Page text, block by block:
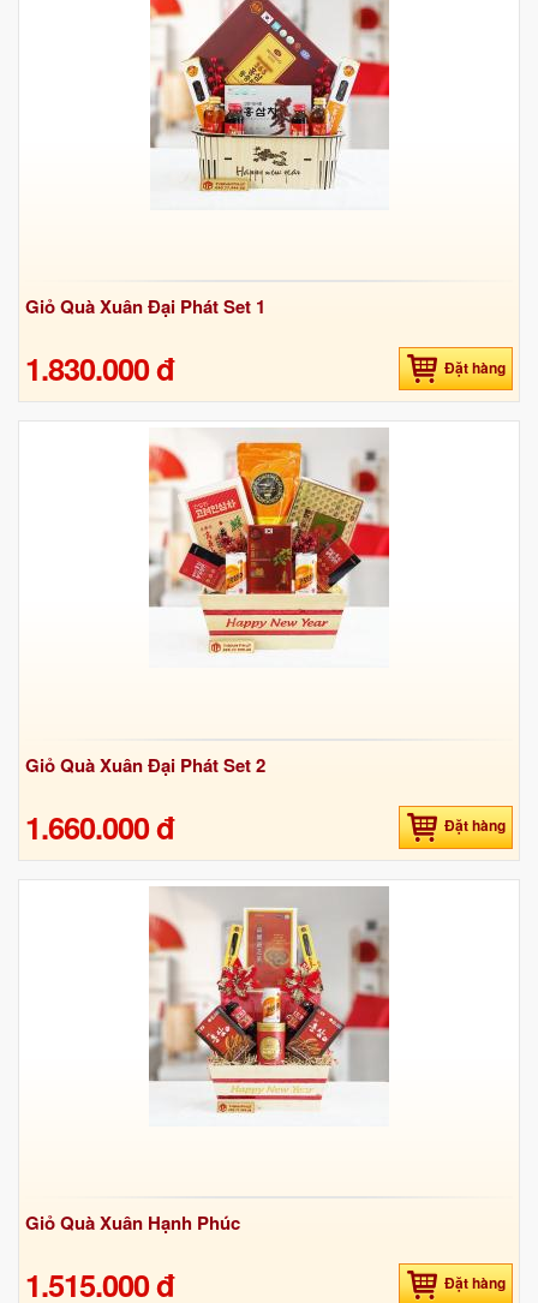
Giỏ Quà Xuân Đại Phát Set 1
1.830.000 đ Đặt hàng
Giỏ Quà Xuân Đại Phát Set 2
1.660.000 đ Đặt hàng
Giỏ Quà Xuân Hạnh Phúc
1.515.000 đ Đặt hàng